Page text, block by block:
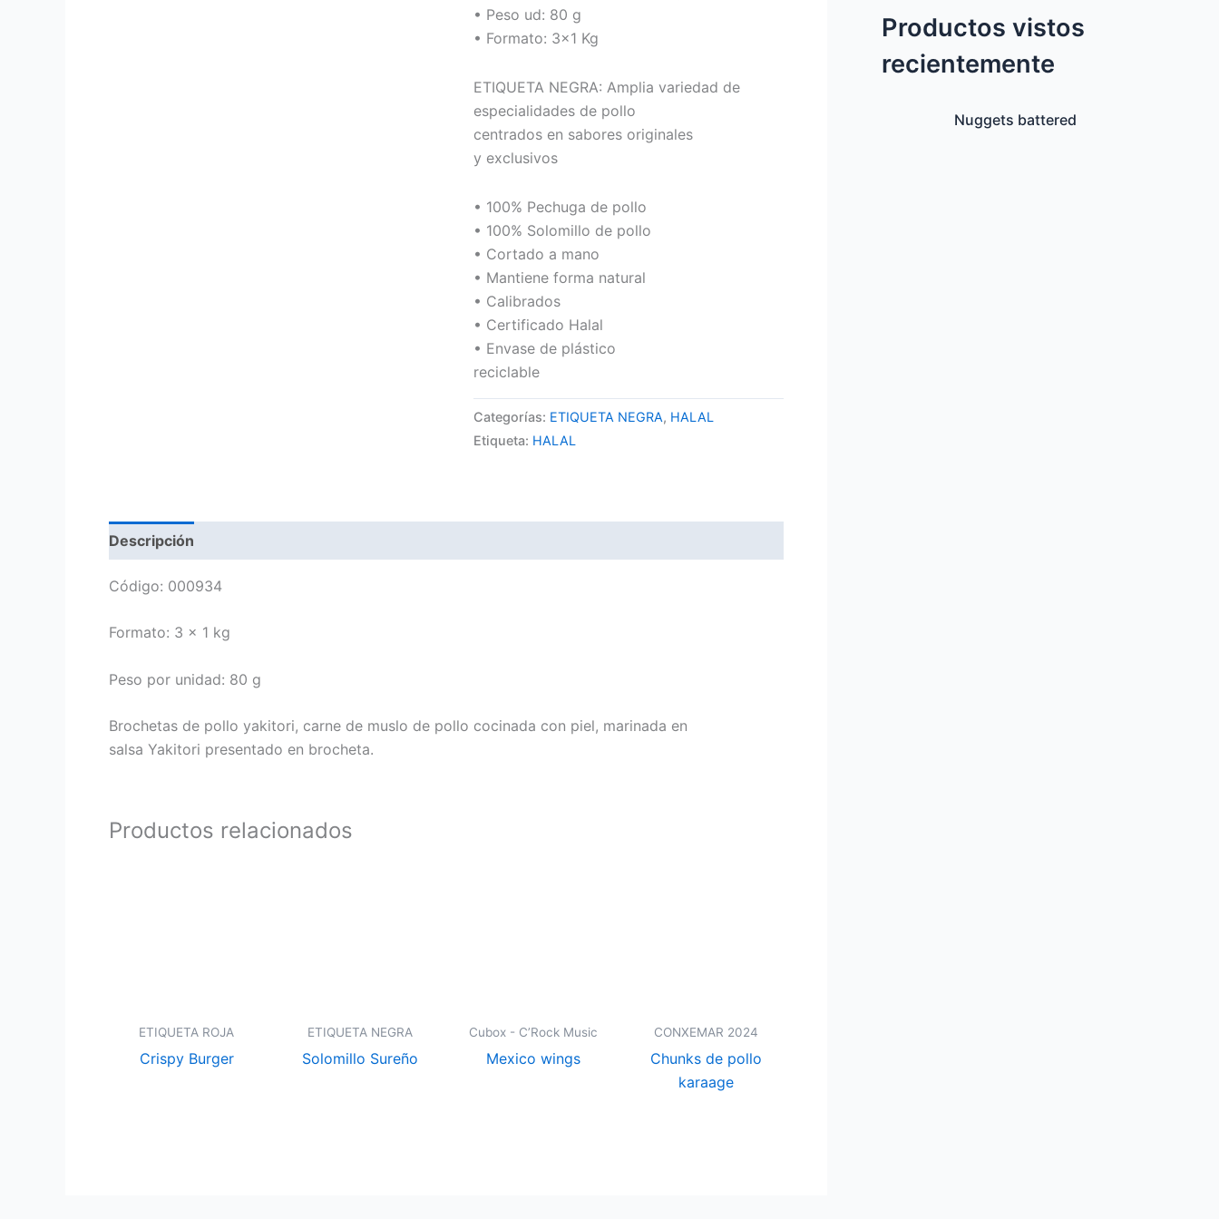
• Peso ud: 80 g
• Formato: 3×1 Kg
ETIQUETA NEGRA: Amplia variedad de
especialidades de pollo
centrados en sabores originales
y exclusivos
• 100% Pechuga de pollo
• 100% Solomillo de pollo
• Cortado a mano
• Mantiene forma natural
• Calibrados
• Certificado Halal
• Envase de plástico
reciclable
Categorías: ETIQUETA NEGRA, HALAL
Etiqueta: HALAL
Descripción
Código: 000934
Formato: 3 x 1 kg
Peso por unidad: 80 g
Brochetas de pollo yakitori, carne de muslo de pollo cocinada con piel, marinada en
salsa Yakitori presentado en brocheta.
Productos relacionados
ETIQUETA ROJA
Crispy Burger
ETIQUETA NEGRA
Solomillo Sureño
Cubox - C’Rock Music
Mexico wings
CONXEMAR 2024
Chunks de pollo
karaage
Productos vistos
recientemente
Nuggets battered